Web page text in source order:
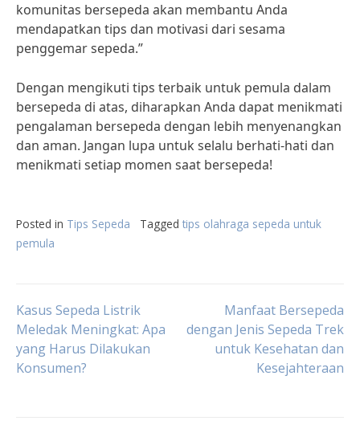
komunitas bersepeda akan membantu Anda
mendapatkan tips dan motivasi dari sesama
penggemar sepeda.”
Dengan mengikuti tips terbaik untuk pemula dalam
bersepeda di atas, diharapkan Anda dapat menikmati
pengalaman bersepeda dengan lebih menyenangkan
dan aman. Jangan lupa untuk selalu berhati-hati dan
menikmati setiap momen saat bersepeda!
Posted in Tips Sepeda Tagged tips olahraga sepeda untuk
pemula
Post
navigation
Kasus Sepeda Listrik
Meledak Meningkat: Apa
yang Harus Dilakukan
Konsumen?
Manfaat Bersepeda
dengan Jenis Sepeda Trek
untuk Kesehatan dan
Kesejahteraan